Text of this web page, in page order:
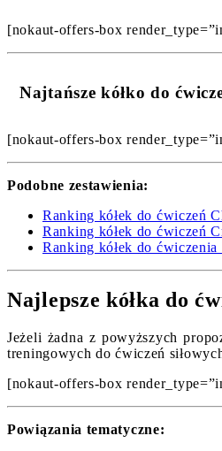
[nokaut-offers-box
Najtańsze kółko do
[nokaut-offers-box
Podobne zestawienia:
Ranking kółek do ćwiczeń
Ranking kółek do ćwiczeń
Ranking kółek do ćwiczenia
Najlepsze kółka do
Jeżeli żadna z powyższych
treningowych do ćwiczeń
[nokaut-offers-box
Powiązania tematyczne: